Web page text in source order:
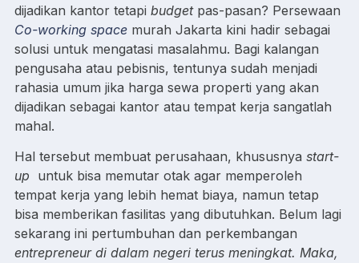
dijadikan kantor tetapi budgetpas-pasan? Persewaan
Co-working space murah Jakarta kini hadir sebagai
solusi untuk mengatasi masalahmu. Bagi kalangan
pengusaha atau pebisnis, tentunya sudah menjadi
rahasia umum jika harga sewa properti yang akan
dijadikan sebagai kantor atau tempat kerja sangatlah
mahal.
Hal tersebut membuat perusahaan, khususnya start-
up untuk bisa memutar otak agar memperoleh
tempat kerja yang lebih hemat biaya, namun tetap
bisa memberikan fasilitas yang dibutuhkan. Belum lagi
sekarang ini pertumbuhan dan perkembangan
entrepreneur di dalam negeri terus meningkat. Maka,